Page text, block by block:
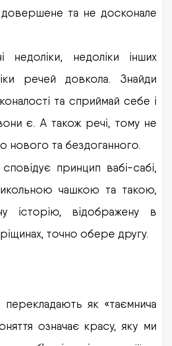
довершене та не досконале
недоліки, недоліки інших
речей довкола. Знайди
та сприймай себе і
є. А також речі, тому не
нового та бездоганного.
принцип вабі-сабі,
чашкою та такою,
історію, відображену в
точно обере другу.
як «таємнича
означає красу, яку ми